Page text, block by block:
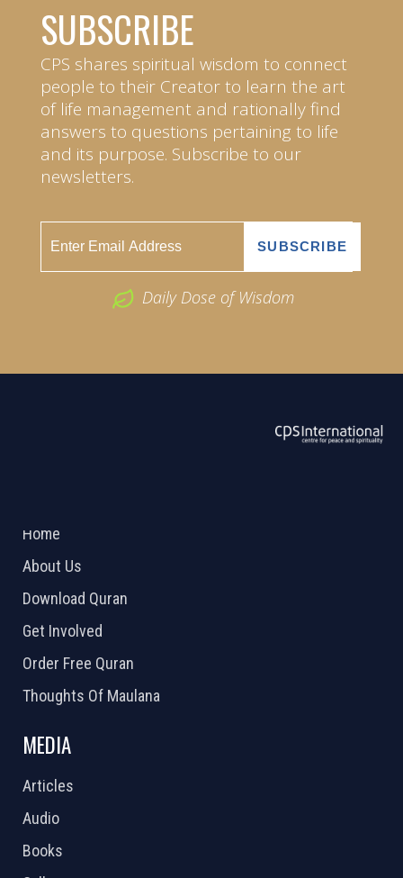
SUBSCRIBE
CPS shares spiritual wisdom to connect
people to their Creator to learn the art
of life management and rationally find
answers to questions pertaining to life
and its purpose. Subscribe to our
newsletters.
Daily Dose of Wisdom
Home
About Us
Download Quran
Get Involved
Order Free Quran
Thoughts Of Maulana
MEDIA
Articles
Audio
Books